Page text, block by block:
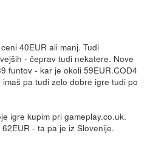
40EUR ali manj. Tudi
- čeprav tudi nekatere. Nove
funtov - kar je okoli 59EUR.COD4
pa tudi zelo dobre igre tudi po
igre kupim pri gameplay.co.uk.
- ta pa je iz Slovenije.